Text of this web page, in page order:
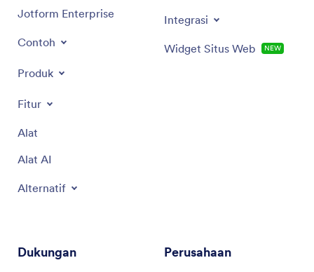
Jotform Enterprise
Contoh
Produk
Fitur
Alat
Alat AI
Alternatif
Integrasi
Widget Situs Web NEW
Dukungan Perusahaan